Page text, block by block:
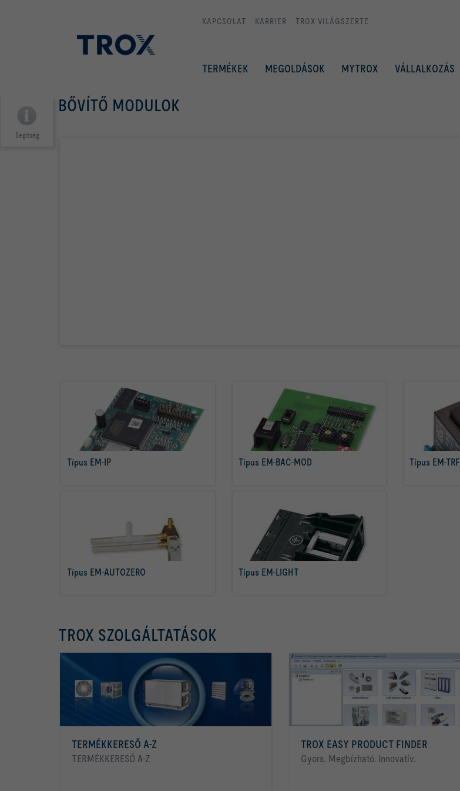
KAPCSOLAT KARRIER TROX VILÁGSZERTE
TERMÉKEK MEGOLDÁSOK MYTROX VÁLLALKOZÁS
Segítség
BŐVÍTŐ MODULOK
Típus EM-IP Típus EM-BAC-MOD Típus EM-TRF
Típus EM-AUTOZERO Típus EM-LIGHT
TROX SZOLGÁLTATÁSOK
TERMÉKKERESŐ A-Z
TERMÉKKERESŐ A-Z
TROX EASY PRODUCT FINDER
Gyors. Megbízható. Innovatív.